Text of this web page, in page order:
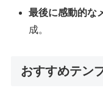
最後に感動的な
成。
おすすめテン